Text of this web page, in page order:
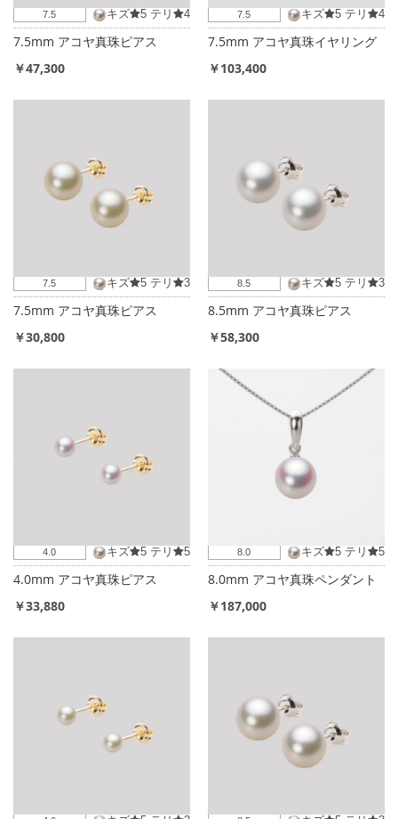
7.5 キズ 5 テリ 4
7.5mm アコヤ真珠ピアス
￥47,300
7.5 キズ 5 テリ 4
7.5mm アコヤ真珠イヤリング
￥103,400
7.5 キズ 5 テリ 3
7.5mm アコヤ真珠ピアス
￥30,800
8.5 キズ 5 テリ 3
8.5mm アコヤ真珠ピアス
￥58,300
4.0 キズ 5 テリ 5
4.0mm アコヤ真珠ピアス
￥33,880
8.0 キズ 5 テリ 5
8.0mm アコヤ真珠ペンダント
￥187,000